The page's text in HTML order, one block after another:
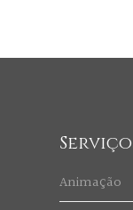
Animação